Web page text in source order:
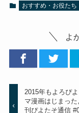
おすすめ・お役たち
よ
2015年もよろぴ
マ漫画はじまった
刊ぴよたそ通信